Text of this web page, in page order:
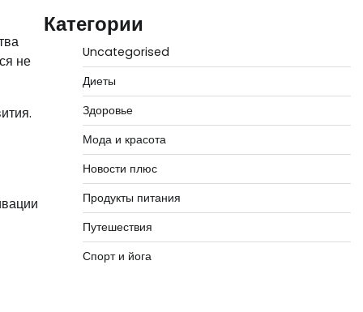
не
Категории
Uncategorised
Диеты
Здоровье
Мода и красота
Новости плюс
Продукты питания
Путешествия
Спорт и йога